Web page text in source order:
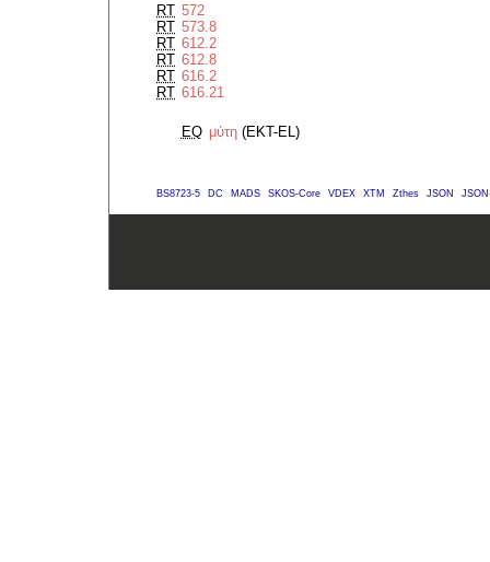
RT 572
RT 573.8
RT 612.2
RT 612.8
RT 616.2
RT 616.21
EQ μύτη(EKT-EL)
BS8723-5 DC MADS SKOS-Core VDEX XTM Zthes JSON